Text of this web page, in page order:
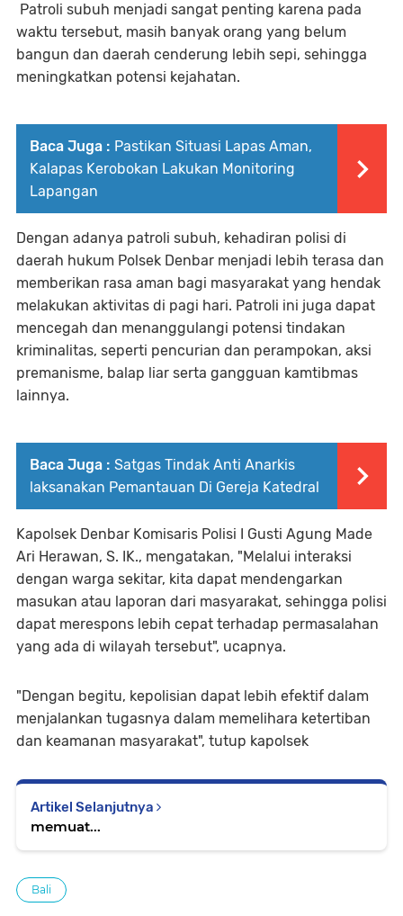
Patroli subuh menjadi sangat penting karena pada
waktu tersebut, masih banyak orang yang belum
bangun dan daerah cenderung lebih sepi, sehingga
meningkatkan potensi kejahatan.
Baca Juga : Pastikan Situasi Lapas Aman,
Kalapas Kerobokan Lakukan Monitoring
Lapangan
Dengan adanya patroli subuh, kehadiran polisi di
daerah hukum Polsek Denbar menjadi lebih terasa dan
memberikan rasa aman bagi masyarakat yang hendak
melakukan aktivitas di pagi hari. Patroli ini juga dapat
mencegah dan menanggulangi potensi tindakan
kriminalitas, seperti pencurian dan perampokan, aksi
premanisme, balap liar serta gangguan kamtibmas
lainnya.
Baca Juga : Satgas Tindak Anti Anarkis
laksanakan Pemantauan Di Gereja Katedral
Kapolsek Denbar Komisaris Polisi I Gusti Agung Made
Ari Herawan, S. IK., mengatakan, "Melalui interaksi
dengan warga sekitar, kita dapat mendengarkan
masukan atau laporan dari masyarakat, sehingga polisi
dapat merespons lebih cepat terhadap permasalahan
yang ada di wilayah tersebut", ucapnya.
"Dengan begitu, kepolisian dapat lebih efektif dalam
menjalankan tugasnya dalam memelihara ketertiban
dan keamanan masyarakat", tutup kapolsek
Artikel Selanjutnya
memuat...
Bali